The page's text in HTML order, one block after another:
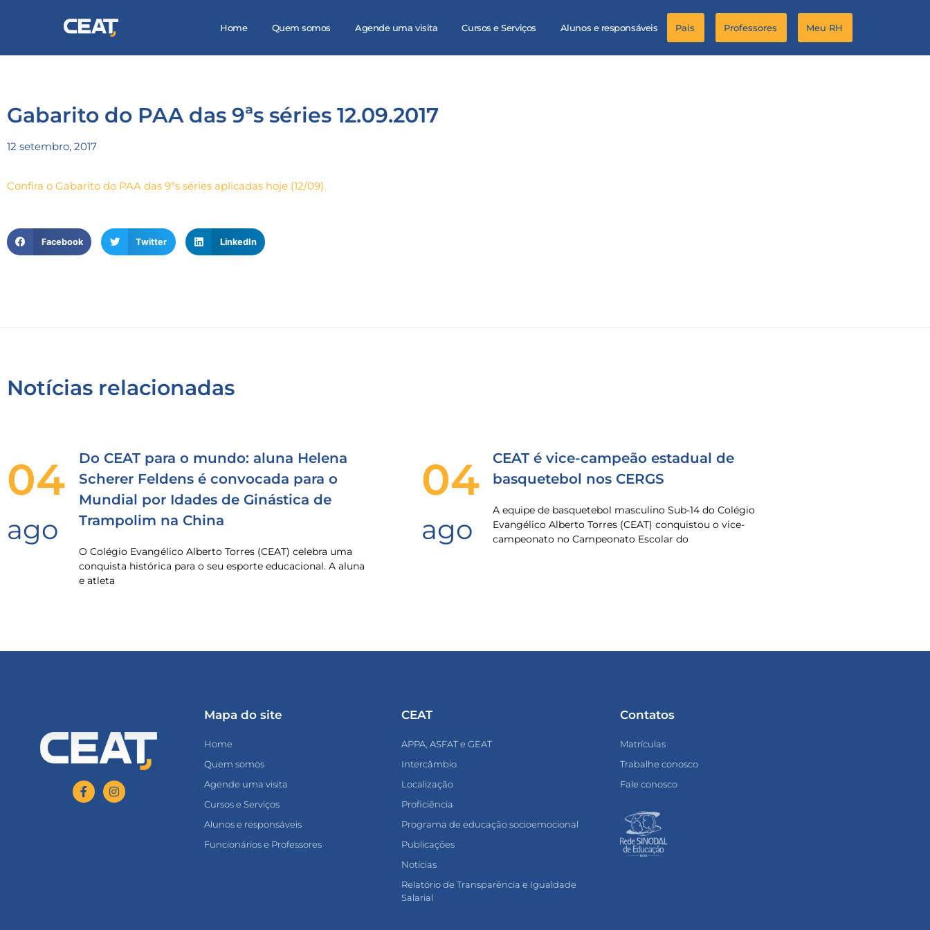
Home Quem somos Agende uma visita Cursos e Serviços Alunos e responsáveis Pais Professores Meu RH
Gabarito do PAA das 9ªs séries 12.09.2017
12 setembro, 2017
Confira o Gabarito do PAA das 9ªs séries aplicadas hoje (12/09)
Facebook Twitter LinkedIn
Notícias relacionadas
04
ago
Do CEAT para o mundo: aluna Helena
Scherer Feldens é convocada para o
Mundial por Idades de Ginástica de
Trampolim na China
O Colégio Evangélico Alberto Torres (CEAT) celebra uma
conquista histórica para o seu esporte educacional. A aluna
e atleta
04
ago
CEAT é vice-campeão estadual de
basquetebol nos CERGS
A equipe de basquetebol masculino Sub-14 do Colégio
Evangélico Alberto Torres (CEAT) conquistou o vice-
campeonato no Campeonato Escolar do
Mapa do site
Home
Quem somos
Agende uma visita
Cursos e Serviços
Alunos e responsáveis
Funcionários e Professores
CEAT
APPA, ASFAT e GEAT
Intercâmbio
Localização
Proficiência
Programa de educação socioemocional
Publicações
Notícias
Relatório de Transparência e Igualdade
Salarial
Contatos
Matrículas
Trabalhe conosco
Fale conosco